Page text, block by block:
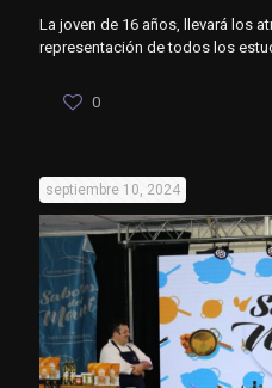
La joven de 16 años, llevará los
representación de todos los
0
septiembre 10, 2024